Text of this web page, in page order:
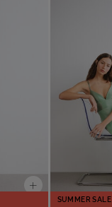
SUMMER SALE